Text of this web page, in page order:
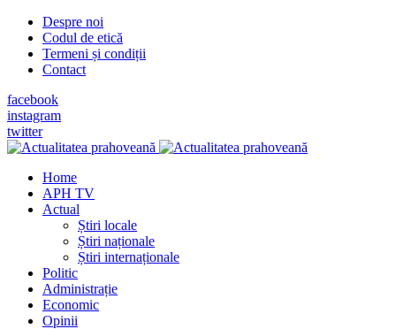
Despre noi
Codul de etică
Termeni și condiții
Contact
facebook
instagram
twitter
Home
APH TV
Actual
Știri locale
Știri naționale
Știri internaționale
Politic
Administrație
Economic
Opinii